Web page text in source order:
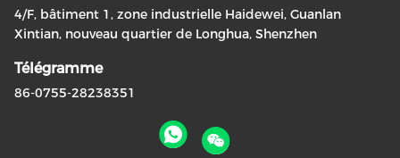
4/F, bâtiment 1, zone industrielle Haidewei, Guanlan
Xintian, nouveau quartier de Longhua, Shenzhen
Télégramme
86-0755-28238351